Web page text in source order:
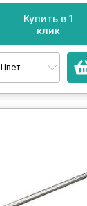
Купить в 1
клик
Цвет